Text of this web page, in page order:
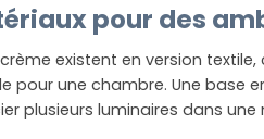
pour des
existent en version
pour une chambre. Une base
plusieurs luminaires dans